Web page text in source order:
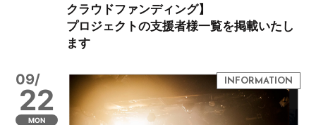
クラウドファンディング】
プロジェクトの支援者様一覧を掲載いたし
ます
09/
22
MON